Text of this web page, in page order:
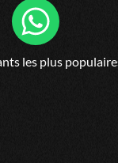
les plus